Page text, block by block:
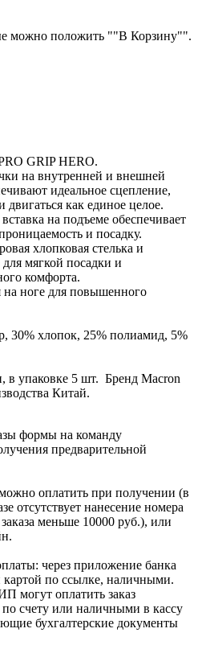
можно положить ""В Корзину"".
GRIP HERO.
на внутренней и внешней
идеальное сцепление,
двигаться как единое целое.
на подъеме обеспечивает
и посадку.
хлопковая стелька и
мягкой посадки и
комфорта.
на ноге для повышенного
30% хлопок, 25% полиамид, 5%
в упаковке 5 шт. Бренд Macron
Китай.
формы на команду
предварительной
оплатить при получении (в
отсутствует нанесение номера
меньше 10000 руб.), или
через приложение банка
картой по ссылке, наличными.
могут оплатить заказ
счету или наличными в кассу
бухгалтерские документы